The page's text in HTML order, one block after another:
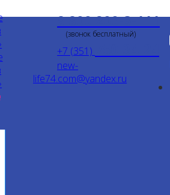
8 800 200-3-111
(звонок бесплатный)
+7 (351)
new-
life74.com@yandex.ru